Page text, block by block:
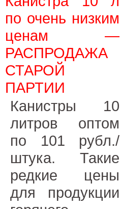
по очень низким
ценам —
РАСПРОДАЖА
СТАРОЙ
ПАРТИИ
Канистры 10
литров оптом
по 101 рубл./
штука. Такие
редкие цены
для продукции